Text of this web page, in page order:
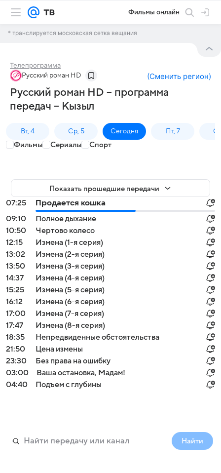
Фильмы онлайн
* транслируется московская сетка вещания
Телепрограмма
Русский роман HD (Сменить регион)
Русский роман HD – программа
передач – Кызыл
Вт, 4 Ср, 5 Сегодня Пт, 7
Фильмы Сериалы Спорт
Показать прошедшие передачи
07:25
Продается кошка
09:10
Полное дыхание
10:50
Чертово колесо
12:15
Измена (1-я серия)
13:02
Измена (2-я серия)
13:50
Измена (3-я серия)
14:37
Измена (4-я серия)
15:25
Измена (5-я серия)
16:12
Измена (6-я серия)
17:00
Измена (7-я серия)
17:47
Измена (8-я серия)
18:35
Непредвиденные обстоятельства
21:50
Цена измены
23:30
Без права на ошибку
03:00
Ваша остановка, Мадам!
04:40
Подъем с глубины
Найти